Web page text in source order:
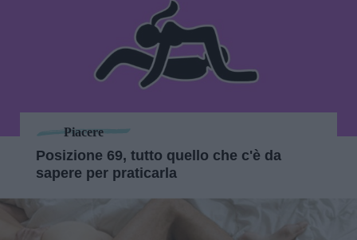
Piacere
Posizione 69, tutto quello che c'è da
sapere per praticarla